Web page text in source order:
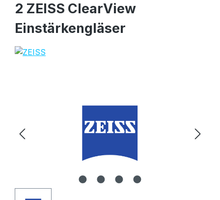
2 ZEISS ClearView
Einstärkengläser